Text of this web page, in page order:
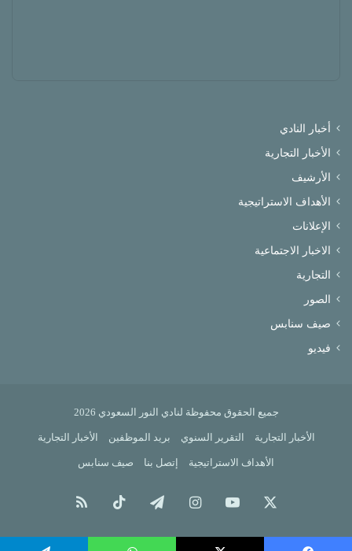
أخبار النادي
الأخبار التجارية
الأرشيف
الأهداف الاستراتيجية
الإعلانات
الاخبار الاجتماعية
التجارية
الصور
صيف سنابس
فيديو
جميع الحقوق محفوظة لنادي النور السعودي 2026
الأخبار التجارية التقرير السنوي بريد الموظفين الأخبار التجارية
الأهداف الاستراتيجية إتصل بنا صيف سنابس
يوتيوب انستقرامتيلقرام ‫TikTok
الموقع